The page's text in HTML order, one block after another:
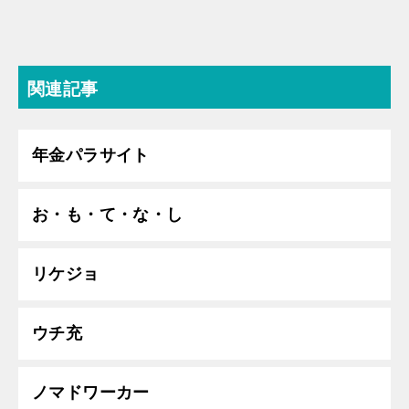
関連記事
年金パラサイト
お・も・て・な・し
リケジョ
ウチ充
ノマドワーカー